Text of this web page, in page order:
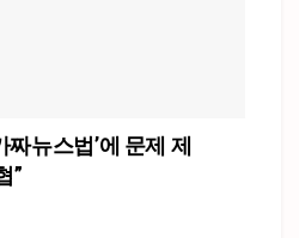
짜뉴스법’에 문제 제
”